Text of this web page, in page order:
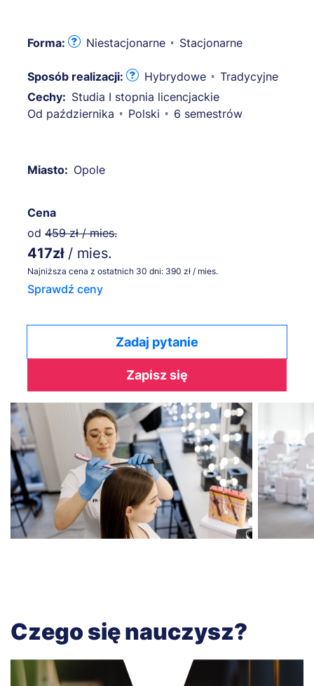
Forma: Niestacjonarne Stacjonarne
Sposób realizacji: Hybrydowe
Tradycyjne
Cechy: Studia I stopnia licencjackie
Od października
Polski 6 semestrów
Miasto: Opole
Cena
od 459 zł / mies.
417zł / mies.
Najniższa cena z ostatnich 30 dni: 390 zł / mies.
Sprawdź ceny
Zadaj pytanie
Zapisz się
Czego się nauczysz?